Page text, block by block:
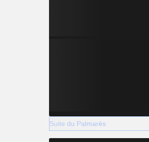
Suite du Palmarès